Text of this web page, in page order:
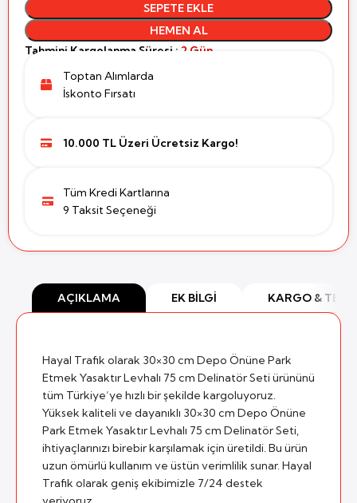
SEPETE EKLE
HEMEN AL
Tahmini Kargolanma Süresi : 2 Gün
Toptan Alımlarda
İskonto Fırsatı
10.000 TL Üzeri Ücretsiz Kargo!
Tüm Kredi Kartlarına
9 Taksit Seçeneği
AÇIKLAMA EK BILGI KARGO &
Hayal Trafik olarak 30×30 cm Depo Önüne Park
Etmek Yasaktır Levhalı 75 cm Delinatör Seti ürününü
tüm Türkiye’ye hızlı bir şekilde kargoluyoruz.
Yüksek kaliteli ve dayanıklı 30×30 cm Depo Önüne
Park Etmek Yasaktır Levhalı 75 cm Delinatör Seti,
ihtiyaçlarınızı birebir karşılamak için üretildi. Bu ürün
uzun ömürlü kullanım ve üstün verimlilik sunar. Hayal
Trafik olarak geniş ekibimizle 7/24 destek